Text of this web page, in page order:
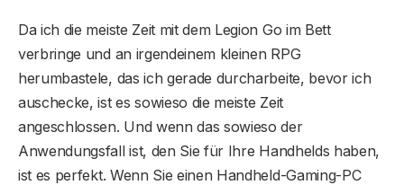
Da ich die meiste Zeit mit dem Legion Go im Bett
verbringe und an irgendeinem kleinen RPG
herumbastele, das ich gerade durcharbeite, bevor ich
auschecke, ist es sowieso die meiste Zeit
angeschlossen. Und wenn das sowieso der
Anwendungsfall ist, den Sie für Ihre Handhelds haben,
ist es perfekt. Wenn Sie einen Handheld-Gaming-PC